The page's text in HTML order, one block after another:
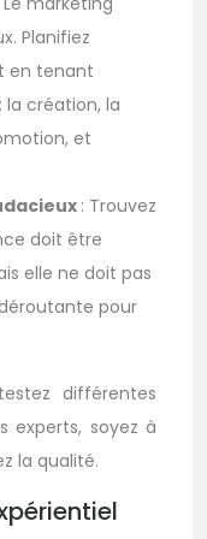
Planifiez
en tenant
création, la
et
: Trouvez
doit être
elle ne doit pas
pour
différentes
experts, soyez à
la qualité.